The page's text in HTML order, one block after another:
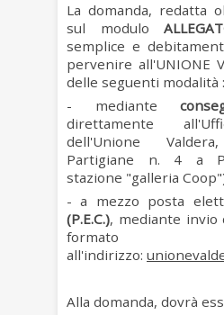
La domanda, redatta
sul modulo
semplice e
pervenire all'UNIONE
delle seguenti modalità :
-
mediante
direttamente
dell'Unione
Partigiane n. 4 a
stazione "galleria
- a mezzo posta
(P.E.C.), mediante invio
formato
all'indirizzo:
Alla domanda, dovrà